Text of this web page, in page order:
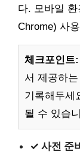
다. 모바일
Chrome) 사
체크포인트:
서 제공하
기록해두세
될 수 있습
✓ 사전 준